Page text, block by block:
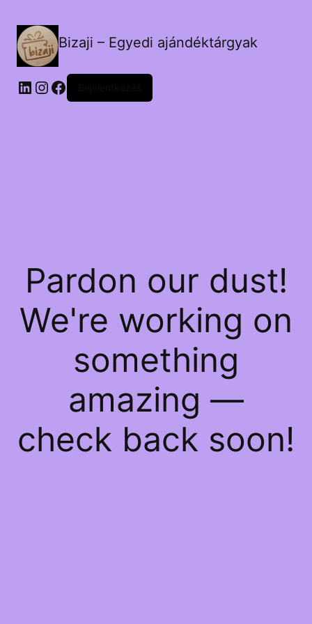
Bizaji – Egyedi ajándéktárgyak
LinkedIn
Instagram
Facebook
Pardon our dust!
We're working on
something
amazing —
check back soon!